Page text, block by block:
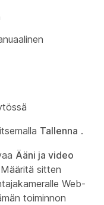
Tallenna .
Ääni ja video
sitten
Web-
toiminnon